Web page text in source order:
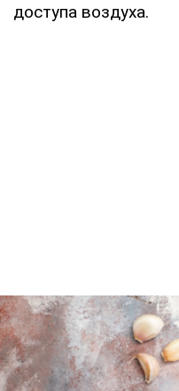
доступа воздуха.